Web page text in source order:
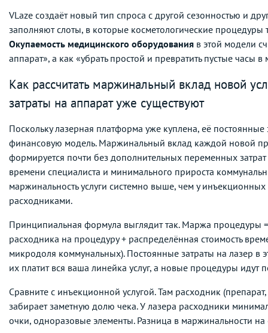
VLaze создаёт новый тип спроса с другой сезонностью и
заполняют слоты, в которые косметологические
Окупаемость медицинского оборудования в этой модели
аппарат», а как «убрать простой и превратить пустые часы
Как рассчитать маржинальный вклад новой
затраты на аппарат уже существуют
Поскольку лазерная платформа уже куплена, её
финансовую модель. Маржинальный вклад каждой новой
формируется почти без дополнительных переменных
времени специалиста и минимального прироста
маржинальность услуги системно выше, чем у
расходниками.
Принципиальная формула выглядит так. Маржа процедуры
расходника на процедуру + распределённая стоимость
микродоля коммунальных). Постоянные затраты на лазер в
их платит вся ваша линейка услуг, а новые процедуры идут
Сравните с инъекционной услугой. Там расходник
забирает заметную долю чека. У лазера расходники
очки, одноразовые элементы. Разница в маржинальности